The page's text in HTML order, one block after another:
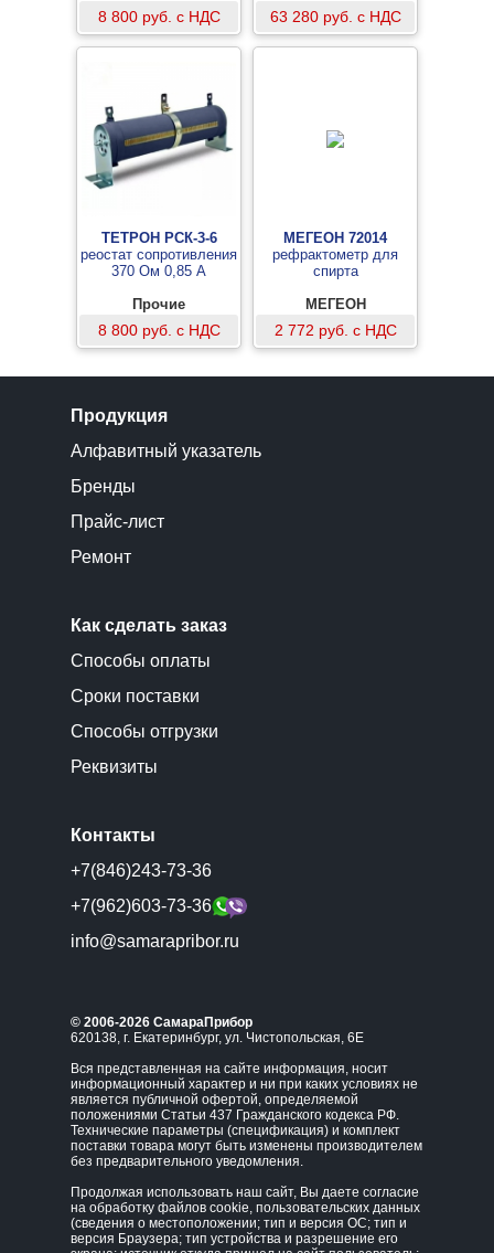
8 800 руб. с НДС 63 280 руб. с НДС
ТЕТРОН РСК-3-6
реостат сопротивления
370 Ом 0,85 А
Прочие
8 800 руб. с НДС
МЕГЕОН 72014
рефрактометр для
спирта
МЕГЕОН
2 772 руб. с НДС
Продукция
Алфавитный указатель
Бренды
Прайс-лист
Ремонт
Как сделать заказ
Способы оплаты
Сроки поставки
Способы отгрузки
Реквизиты
Контакты
+7(846)243-73-36
+7(962)603-73-36
info@samarapribor.ru
© 2006-2026 СамараПрибор
620138, г. Екатеринбург, ул. Чистопольская, 6Е
Вся представленная на сайте информация, носит
информационный характер и ни при каких условиях не
является публичной офертой, определяемой
положениями Статьи 437 Гражданского кодекса РФ.
Технические параметры (спецификация) и комплект
поставки товара могут быть изменены производителем
без предварительного уведомления.
Продолжая использовать наш сайт, Вы даете согласие
на обработку файлов cookie, пользовательских данных
(сведения о местоположении; тип и версия ОС; тип и
версия Браузера; тип устройства и разрешение его